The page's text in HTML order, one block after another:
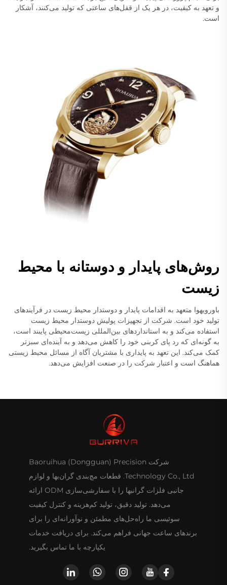
و تعهد به کیفیت، در هر یک از قفل‌های ساعتی که تولید می‌کنند، آشکار
است.
روش‌های پایدار و دوستانه با محیط
زیست
باورویهوا متعهد به اقدامات پایدار و دوستدار محیط زیست در فرآیندهای
تولید خود است. شرکت از تجهیزات پولیش دوستدار محیط زیست
استفاده می‌کند و به استانداردهای بین‌المللی زیست‌محیطی پایبند است،
به گونه‌ای که رد پای کربنی خود را کاهش می‌دهد و به آینده‌ای سبزتر
کمک می‌کند. این تعهد به پایداری با مشتریان آگاه از مسائل محیط زیستی
هماهنگ است و اعتبار شرکت را در صنعت افزایش می‌دهد.
شرکت Baoruihua (Dongguan) Precision
Technology Co., Ltd. قطعات مچ‌بندی گران‌بها و لوازم
جانبی فلزات گرانبها را با سفارشی‌سازی ODM ارائه
می‌دهد. تولید دقیق، تولید کم‌هزینه و کنترل کیفیت
سوئیسی ما راه‌حل‌های مطمئن و نوآورانه‌ای را برای
برندهای ساعت جهانی فراهم می‌کند. برای دریافت خدمات
یکپارچه با ما تماس بگیرید.